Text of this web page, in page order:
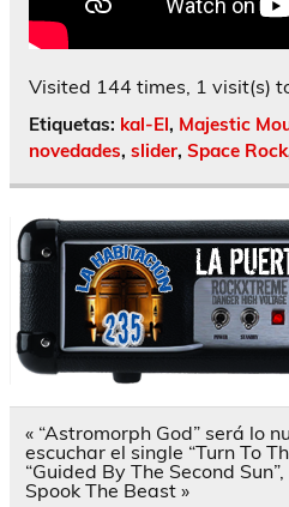
Visited 144 times, 1 visit(s)
Etiquetas: kal-El, Majestic
novedades, slider, Space Rock
Navegación
de
entradas
« “Astromorph God” será lo
escuchar el single “Turn To
“Guided By The Second
Spook The Beast »